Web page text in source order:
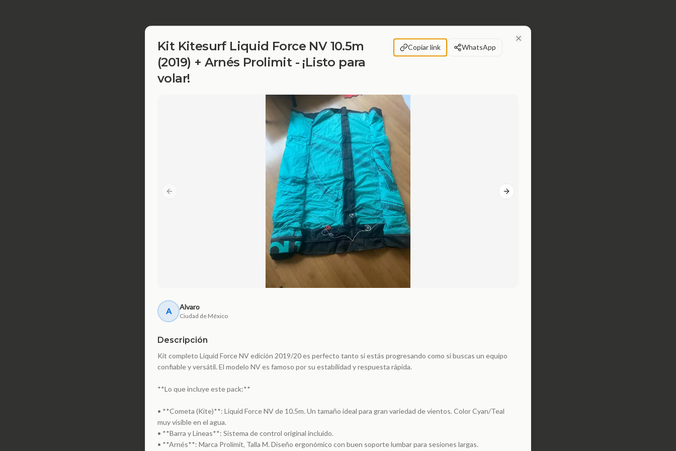
Kit Kitesurf Liquid Force NV 10.5m
(2019) + Arnés Prolimit - ¡Listo para
volar!
Copiar link WhatsApp
Previous slide Next slide
A Alvaro
Ciudad de México
Descripción
Kit completo Liquid Force NV edición 2019/20 es perfecto tanto si estás progresando como si buscas un equipo
confiable y versátil. El modelo NV es famoso por su estabilidad y respuesta rápida.
**Lo que incluye este pack:**
• **Cometa (Kite)**: Liquid Force NV de 10.5m. Un tamaño ideal para gran variedad de vientos. Color Cyan/Teal
muy visible en el agua.
• **Barra y Líneas**: Sistema de control original incluido.
• **Arnés**: Marca Prolimit, Talla M. Diseño ergonómico con buen soporte lumbar para sesiones largas.